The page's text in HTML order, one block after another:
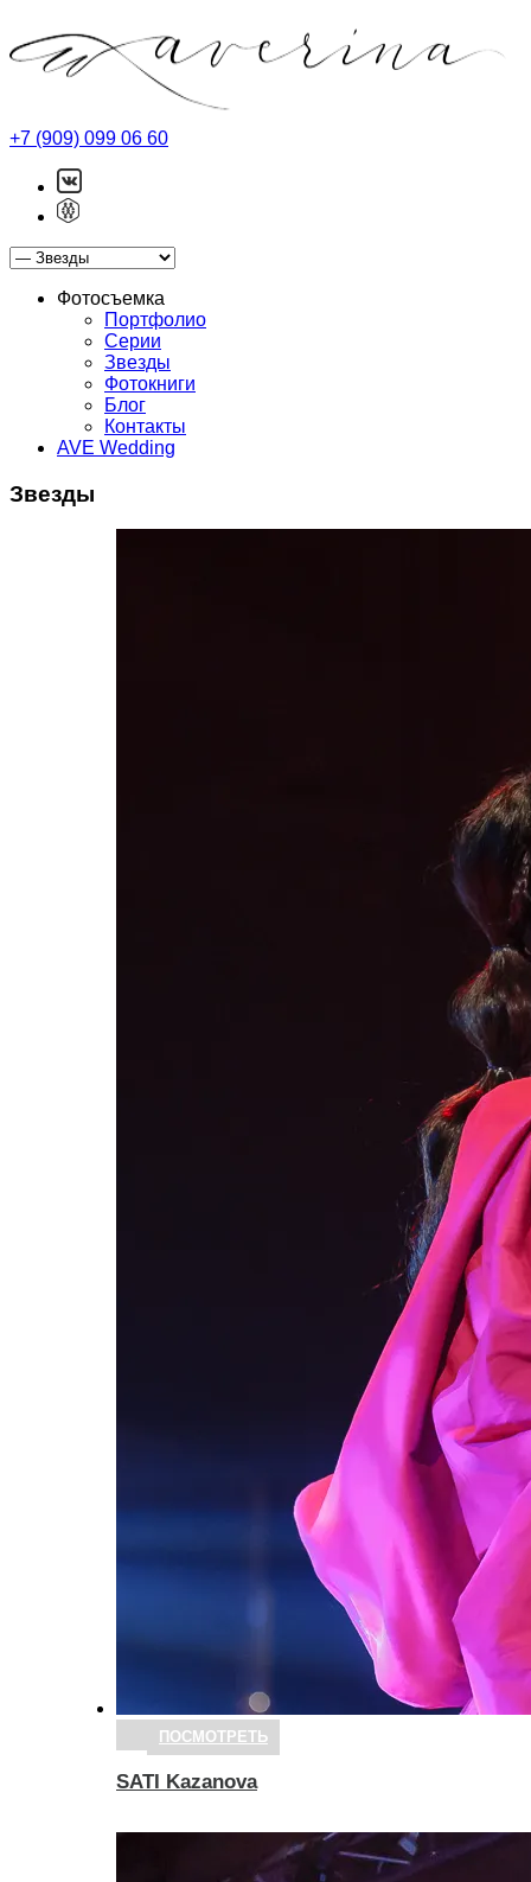
+7 (909) 099 06 60
Фотосъемка
Портфолио
Серии
Звезды
Фотокниги
Блог
Контакты
AVE Wedding
Звезды
ПОСМОТРЕТЬ
SATI Kazanova